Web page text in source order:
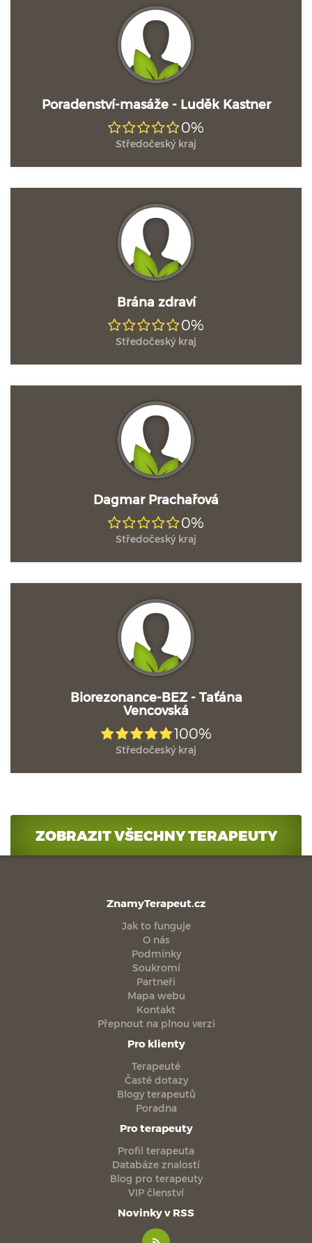
Poradenství-masáže - Luděk Kastner
0%
Středočeský kraj
Brána zdraví
0%
Středočeský kraj
Dagmar Prachařová
0%
Středočeský kraj
Biorezonance-BEZ - Taťána
Vencovská
100%
Středočeský kraj
ZOBRAZIT VŠECHNY TERAPEUTY
ZnamyTerapeut.cz
Jak to funguje
O nás
Podmínky
Soukromí
Partneři
Mapa webu
Kontakt
Přepnout na plnou verzi
Pro klienty
Terapeuté
Časté dotazy
Blogy terapeutů
Poradna
Pro terapeuty
Profil terapeuta
Databáze znalostí
Blog pro terapeuty
VIP členství
Novinky v RSS